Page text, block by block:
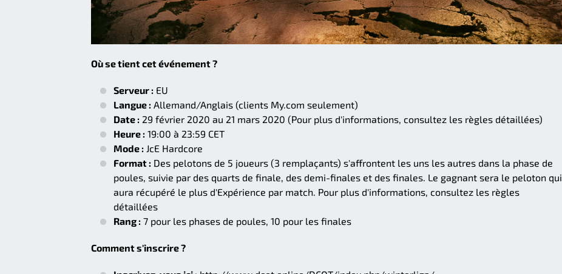
Où se tient cet événement ?
Serveur : EU
Langue : Allemand/Anglais (clients My.com seulement)
Date : 29 février 2020 au 21 mars 2020 (Pour plus d'informations, consultez les règles détaillées)
Heure : 19:00 à 23:59 CET
Mode : JcE Hardcore
Format : Des pelotons de 5 joueurs (3 remplaçants) s'affrontent les uns les autres dans la phase de
poules, suivie par des quarts de finale, des demi-finales et des finales. Le gagnant sera le peloton qui
aura récupéré le plus d'Expérience par match. Pour plus d'informations, consultez les règles
détaillées
Rang : 7 pour les phases de poules, 10 pour les finales
Comment s'inscrire ?